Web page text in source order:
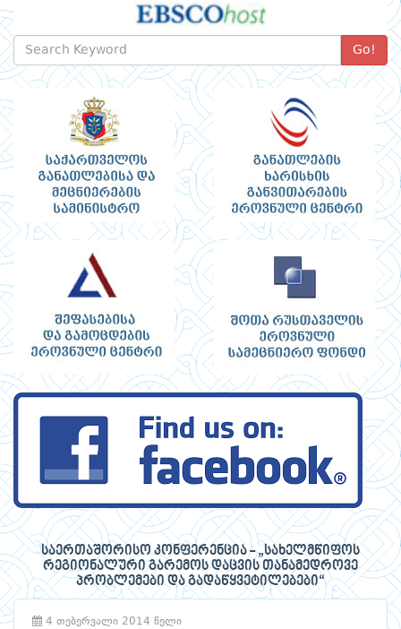
Go!
საერთაშორისო კონფერენცია - „სახელმწიფოს
რეგიონალური გარემოს დაცვის თანამედროვე
პრობლემები და გადაწყვეტილებები“
4 თებერვალი 2014 წელი